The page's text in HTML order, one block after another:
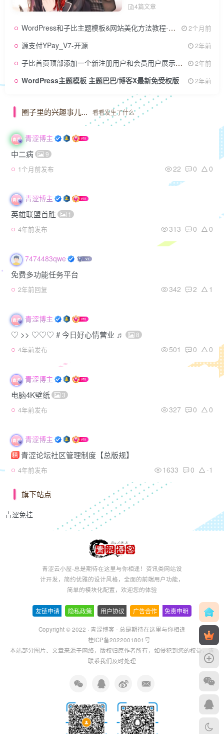
4篇文章
WordPress和子比主题模板&网站美化方法教程-已更新到:23-01-8 2个月前
源支付YPay_V7-开源 2年前
子比首页顶部添加一个新注册用户和会员用户展示代码+动态挂件（支持PC和移动端同步显示） 2年前
WordPress主题模板 主题巴巴/博客X最新免受权版 2年前
圈子里的兴趣事儿... 看看发生了什么
青涩博主
中二病 9
1个月前发布 22 0 0
青涩博主
英雄联盟首胜 1
4年前发布 313 0 0
7474483qwe
免费多功能任务平台
2年前回复 342 2 1
青涩博主
♡ >> ♡♡♡ # 今日好心情营业 ♬ 8
4年前发布 501 0 0
青涩博主
电脑4K壁纸 3
4年前发布 327 0 0
青涩博主
精 青涩论坛社区管理制度【总版规】
4年前发布 1633 0 -1
旗下站点
青涩免挂
青涩云小屋-总是期待在这里与你相逢！资讯类网站设
计开发，简约优雅的设计风格，全面的前端用户功能，
简单的模块化配置，欢迎您的体验
友链申请 隐私政策 用户协议 广告合作 免责申明
Copyright © 2022 · 青涩博客 - 总是期待在这里与你相逢
桂ICP备2022001801号
本站部分图片、文章来源于网络，版权归原作者所有，如侵犯到您的权益，请
联系我们及时处理